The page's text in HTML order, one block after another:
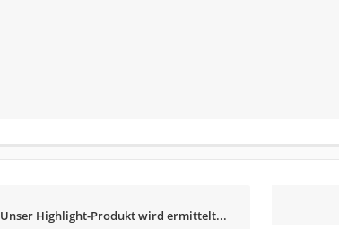
Unser Highlight-Produkt wird ermittelt...